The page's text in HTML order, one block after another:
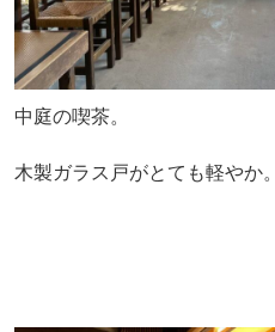
中庭の喫茶。
木製ガラス戸がとても軽やか。